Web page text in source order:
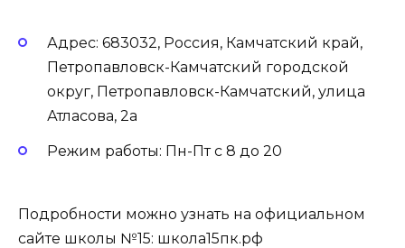
Адрес: 683032, Россия, Камчатский край,
Петропавловск-Камчатский городской
округ, Петропавловск-Камчатский, улица
Атласова, 2а
Режим работы: Пн-Пт с 8 до 20
Подробности можно узнать на официальном
сайте школы №15: школа15пк.рф